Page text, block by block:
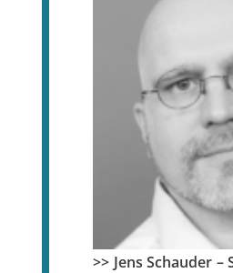
>> Jens Schauder –